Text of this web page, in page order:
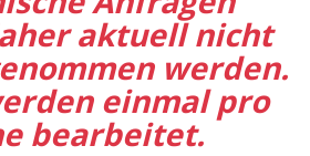
aktuell nicht
werden.
einmal pro
bearbeitet.